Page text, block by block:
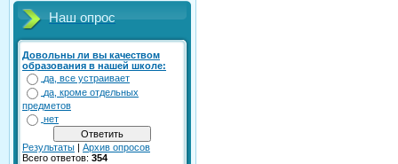
Наш опрос
Довольны ли вы качеством
образования в нашей школе:
да, все устраивает
да, кроме отдельных
предметов
нет
Результаты | Архив опросов
Всего ответов: 354